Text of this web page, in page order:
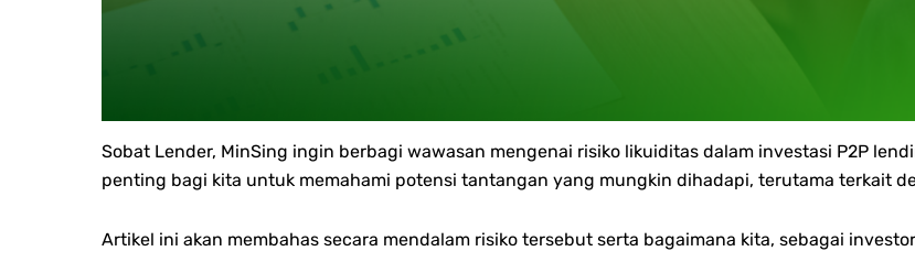
Sobat Lender, MinSing ingin berbagi wawasan mengenai risiko likuiditas dalam investasi P2P
penting bagi kita untuk memahami potensi tantangan yang mungkin dihadapi, terutama terkait
Artikel ini akan membahas secara mendalam risiko tersebut serta bagaimana kita, sebagai